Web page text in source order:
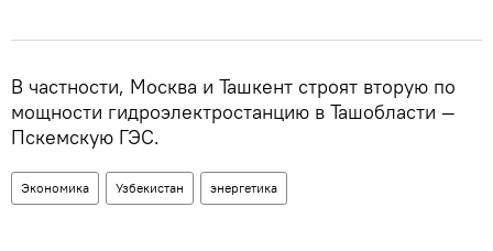
В частности, Москва и Ташкент строят вторую по
мощности гидроэлектростанцию в Ташобласти —
Пскемскую ГЭС.
Экономика Узбекистан энергетика